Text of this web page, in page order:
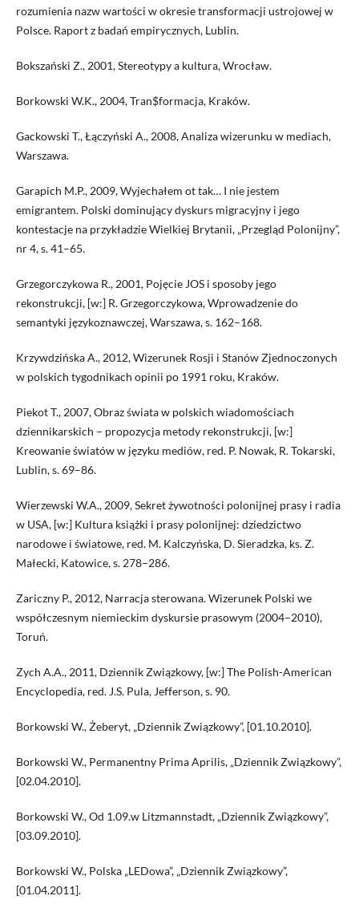
rozumienia nazw wartości w okresie transformacji ustrojowej w
Polsce. Raport z badań empirycznych, Lublin.
Bokszański Z., 2001, Stereotypy a kultura, Wrocław.
Borkowski W.K., 2004, Tran$formacja, Kraków.
Gackowski T., Łączyński A., 2008, Analiza wizerunku w mediach,
Warszawa.
Garapich M.P., 2009, Wyjechałem ot tak… I nie jestem
emigrantem. Polski dominujący dyskurs migracyjny i jego
kontestacje na przykładzie Wielkiej Brytanii, „Przegląd Polonijny”,
nr 4, s. 41–65.
Grzegorczykowa R., 2001, Pojęcie JOS i sposoby jego
rekonstrukcji, [w:] R. Grzegorczykowa, Wprowadzenie do
semantyki językoznawczej, Warszawa, s. 162–168.
Krzywdzińska A., 2012, Wizerunek Rosji i Stanów Zjednoczonych
w polskich tygodnikach opinii po 1991 roku, Kraków.
Piekot T., 2007, Obraz świata w polskich wiadomościach
dziennikarskich – propozycja metody rekonstrukcji, [w:]
Kreowanie światów w języku mediów, red. P. Nowak, R. Tokarski,
Lublin, s. 69–86.
Wierzewski W.A., 2009, Sekret żywotności polonijnej prasy i radia
w USA, [w:] Kultura książki i prasy polonijnej: dziedzictwo
narodowe i światowe, red. M. Kalczyńska, D. Sieradzka, ks. Z.
Małecki, Katowice, s. 278–286.
Zariczny P., 2012, Narracja sterowana. Wizerunek Polski we
współczesnym niemieckim dyskursie prasowym (2004–2010),
Toruń.
Zych A.A., 2011, Dziennik Związkowy, [w:] The Polish-American
Encyclopedia, red. J.S. Pula, Jefferson, s. 90.
Borkowski W., Żeberyt, „Dziennik Związkowy”, [01.10.2010].
Borkowski W., Permanentny Prima Aprilis, „Dziennik Związkowy”,
[02.04.2010].
Borkowski W., Od 1.09.w Litzmannstadt, „Dziennik Związkowy”,
[03.09.2010].
Borkowski W., Polska „LEDowa”, „Dziennik Związkowy”,
[01.04.2011].